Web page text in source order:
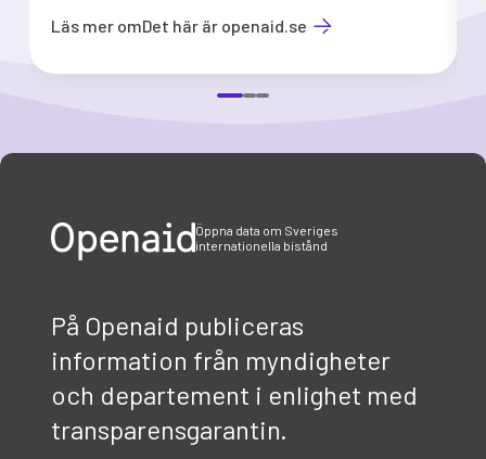
Läs mer omDet här är openaid.se
Öppna data om Sveriges
internationella bistånd
På Openaid publiceras
information från myndigheter
och departement i enlighet med
transparensgarantin.